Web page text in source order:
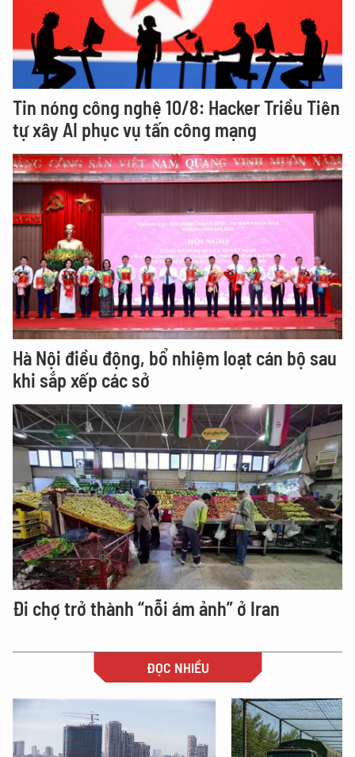
Tin nóng công nghệ 10/8: Hacker Triều Tiên
tự xây AI phục vụ tấn công mạng
Hà Nội điều động, bổ nhiệm loạt cán bộ sau
khi sắp xếp các sở
Đi chợ trở thành “nỗi ám ảnh” ở Iran
ĐỌC NHIỀU